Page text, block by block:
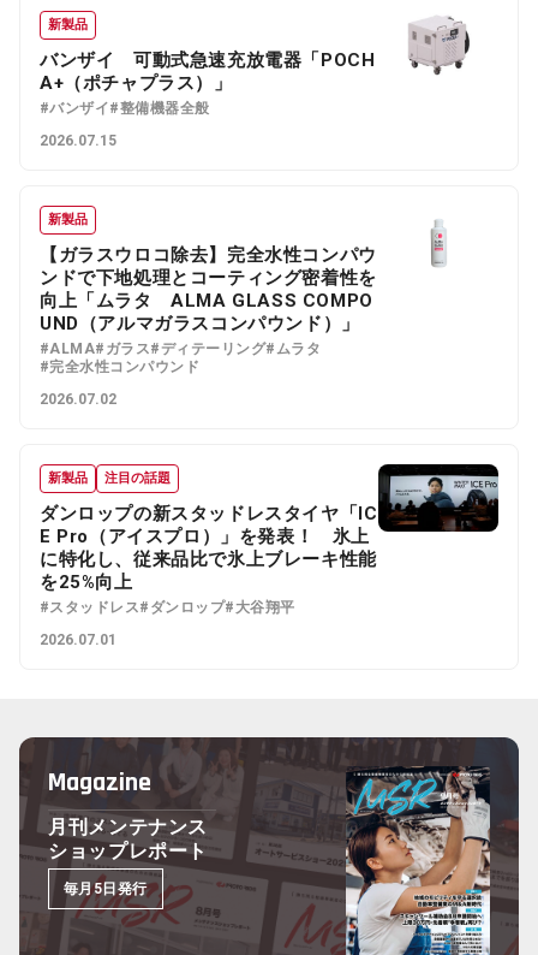
新製品
バンザイ 可動式急速充放電器「POCH
A+（ポチャプラス）」
#バンザイ#整備機器全般
2026.07.15
新製品
【ガラスウロコ除去】完全水性コンパウ
ンドで下地処理とコーティング密着性を
向上「ムラタ ALMA GLASS COMPO
UND（アルマガラスコンパウンド）」
#ALMA#ガラス#ディテーリング#ムラタ
#完全水性コンパウンド
2026.07.02
新製品 注目の話題
ダンロップの新スタッドレスタイヤ「IC
E Pro（アイスプロ）」を発表！ 氷上
に特化し、従来品比で氷上ブレーキ性能
を25%向上
#スタッドレス#ダンロップ#大谷翔平
2026.07.01
Magazine
月刊メンテナンス
ショップレポート
毎月5日発行